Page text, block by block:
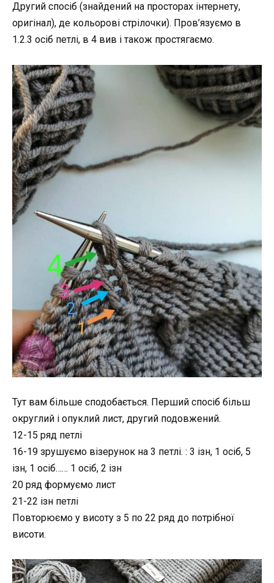
Другий спосіб (знайдений на просторах інтернету,
оригінал), де кольорові стрілочки). Пров’язуємо в
1.2.3 осіб петлі, в 4 вив і також простягаємо.
Тут вам більше сподобається. Перший спосіб більш
округлий і опуклий лист, другий подовжений.
12-15 ряд петлі
16-19 зрушуємо візерунок на 3 петлі. : 3 ізн, 1 осіб, 5
ізн, 1 осіб…… 1 осіб, 2 ізн
20 ряд формуємо лист
21-22 ізн петлі
Повторюємо у висоту з 5 по 22 ряд до потрібної
висоти.